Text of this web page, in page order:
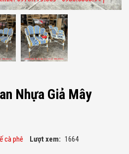
Nhựa Giả Mây
cà phê Lượt xem: 1664